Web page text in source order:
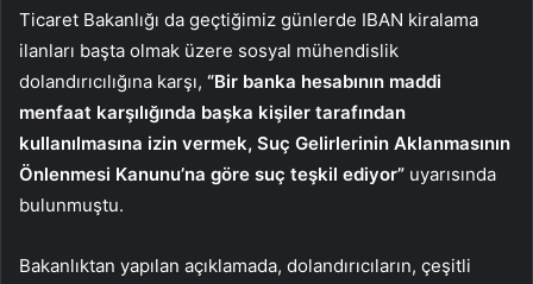
Ticaret Bakanlığı da geçtiğimiz günlerde IBAN kiralama
ilanları başta olmak üzere sosyal mühendislik
dolandırıcılığına karşı, “Bir banka hesabının maddi
menfaat karşılığında başka kişiler tarafından
kullanılmasına izin vermek, Suç Gelirlerinin Aklanmasının
Önlenmesi Kanunu’na göre suç teşkil ediyor” uyarısında
bulunmuştu.
Bakanlıktan yapılan açıklamada, dolandırıcıların, çeşitli